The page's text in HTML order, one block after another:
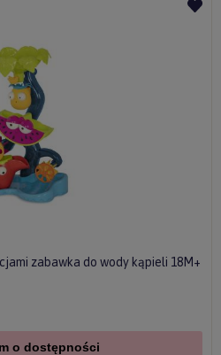
zabawka do wody kąpieli 18M+
o dostępności